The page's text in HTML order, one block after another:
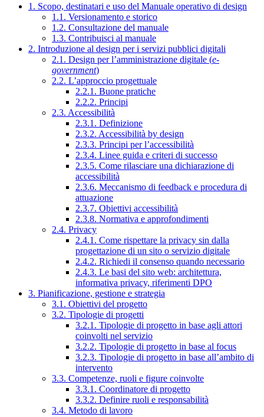
1. Scopo, destinatari e uso del Manuale operativo di design
1.1. Versionamento e storico
1.2. Consultazione del manuale
1.3. Contribuisci al manuale
2. Introduzione al design per i servizi pubblici digitali
2.1. Design per l’amministrazione digitale (e-
government)
2.2. L’approccio progettuale
2.2.1. Buone pratiche
2.2.2. Principi
2.3. Accessibilità
2.3.1. Definizione
2.3.2. Accessibilità by design
2.3.3. Principi per l’accessibilità
2.3.4. Linee guida e criteri di successo
2.3.5. Come rilasciare una dichiarazione di
accessibilità
2.3.6. Meccanismo di feedback e procedura di
attuazione
2.3.7. Obiettivi accessibilità
2.3.8. Normativa e approfondimenti
2.4. Privacy
2.4.1. Come rispettare la privacy sin dalla
progettazione di un sito o servizio digitale
2.4.2. Richiedi il consenso quando necessario
2.4.3. Le basi del sito web: architettura,
informativa privacy, riferimenti DPO
3. Pianificazione, gestione e strategia
3.1. Obiettivi del progetto
3.2. Tipologie di progetti
3.2.1. Tipologie di progetto in base agli attori
coinvolti nel servizio
3.2.2. Tipologie di progetto in base al focus
3.2.3. Tipologie di progetto in base all’ambito di
intervento
3.3. Competenze, ruoli e figure coinvolte
3.3.1. Coordinatore di progetto
3.3.2. Definire ruoli e responsabilità
3.4. Metodo di lavoro